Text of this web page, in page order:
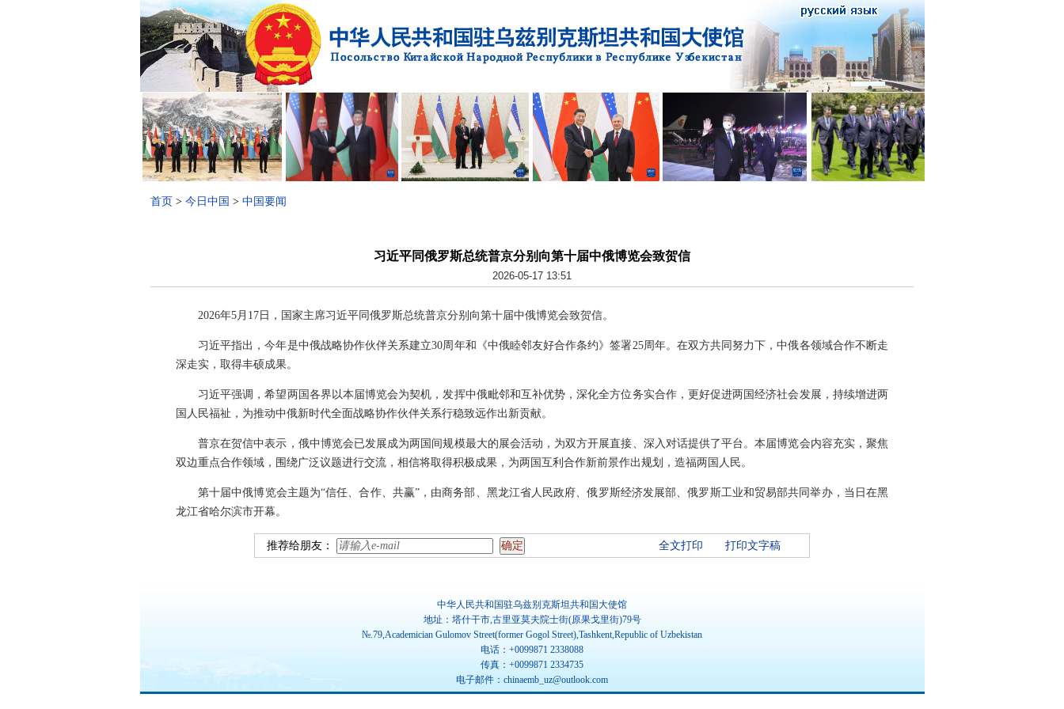
首页 > 今日中国 > 中国要闻
习近平同俄罗斯总统普京分别向第十届中俄博览会致贺信
2026-05-17 13:51
2026年5月17日，国家主席习近平同俄罗斯总统普京分别向第十届中俄博览会致贺信。
习近平指出，今年是中俄战略协作伙伴关系建立30周年和《中俄睦邻友好合作条约》签署25周年。在双方共同努力下，中俄各领域合作不断走
深走实，取得丰硕成果。
习近平强调，希望两国各界以本届博览会为契机，发挥中俄毗邻和互补优势，深化全方位务实合作，更好促进两国经济社会发展，持续增进两
国人民福祉，为推动中俄新时代全面战略协作伙伴关系行稳致远作出新贡献。
普京在贺信中表示，俄中博览会已发展成为两国间规模最大的展会活动，为双方开展直接、深入对话提供了平台。本届博览会内容充实，聚焦
双边重点合作领域，围绕广泛议题进行交流，相信将取得积极成果，为两国互利合作新前景作出规划，造福两国人民。
第十届中俄博览会主题为“信任、合作、共赢”，由商务部、黑龙江省人民政府、俄罗斯经济发展部、俄罗斯工业和贸易部共同举办，当日在黑
龙江省哈尔滨市开幕。
推荐给朋友： 全文打印 打印文字稿
中华人民共和国驻乌兹别克斯坦共和国大使馆
地址：塔什干市,古里亚莫夫院士街(原果戈里街)79号
№.79,Academician Gulomov Street(former Gogol Street),Tashkent,Republic of Uzbekistan
电话：+0099871 2338088
传真：+0099871 2334735
电子邮件：chinaemb_uz@outlook.com